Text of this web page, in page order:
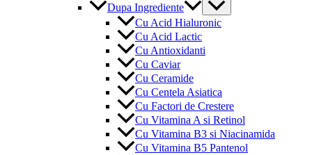
Dupa Ingrediente
Menu
Toggle
Cu Acid Hialuronic
Cu Acid Lactic
Cu Antioxidanti
Cu Caviar
Cu Ceramide
Cu Centela Asiatica
Cu Factori de Crestere
Cu Vitamina A si Retinol
Cu Vitamina B3 si Niacinamida
Cu Vitamina B5 Pantenol